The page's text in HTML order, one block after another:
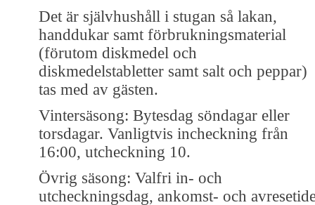
Det är självhushåll i stugan så lakan,
handdukar samt förbrukningsmaterial
(förutom diskmedel och
diskmedelstabletter samt salt och peppar)
tas med av gästen.
Vintersäsong: Bytesdag söndagar eller
torsdagar. Vanligtvis incheckning från
16:00, utcheckning 10.
Övrig säsong: Valfri in- och
utcheckningsdag, ankomst- och